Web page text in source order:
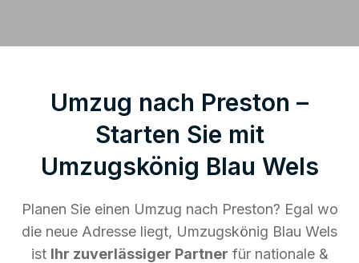
Umzug nach Preston –
Starten Sie mit
Umzugskönig Blau Wels
Planen Sie einen Umzug nach Preston? Egal wo
die neue Adresse liegt, Umzugskönig Blau Wels
ist Ihr zuverlässiger Partner für nationale &